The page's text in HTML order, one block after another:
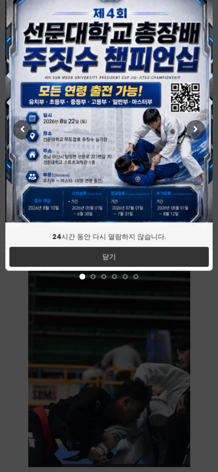
24시간 동안 다시 열람하지 않습니다.
닫기
2026 주짓수 유소년 스포츠 기반구축 사업 입찰 공고 안내 26년 주짓수 체육지도자 실기,구술 검정 시간표 및 주의사항
더보기
GALLERY
대한주짓수회 사진을 확인하세요